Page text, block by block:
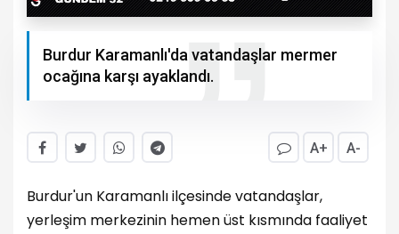
Burdur Karamanlı'da vatandaşlar mermer
ocağına karşı ayaklandı.
A+ A-
Burdur'un Karamanlı ilçesinde vatandaşlar,
yerleşim merkezinin hemen üst kısmında faaliyet